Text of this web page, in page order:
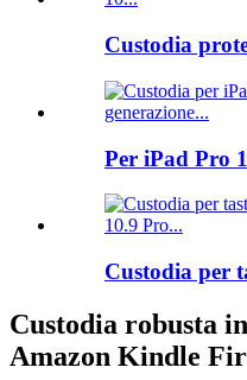
Custodia
Per iPad Pro
Custodia per
Custodia robusta
Amazon Kindle